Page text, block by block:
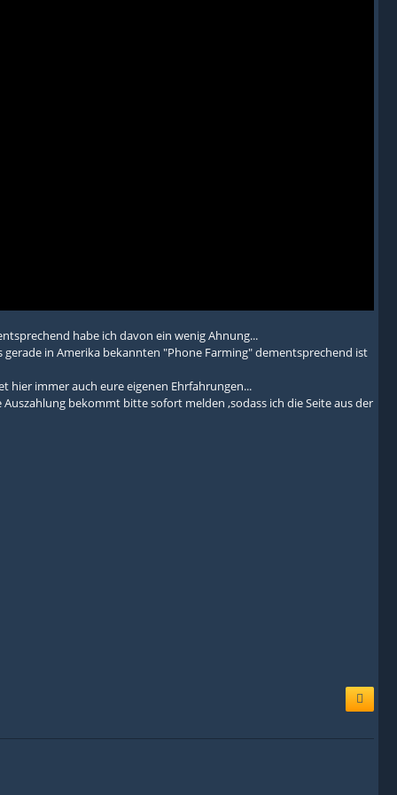
habe ich davon ein wenig Ahnung...
in Amerika bekannten "Phone Farming" dementsprechend ist
hier immer auch eure eigenen Ehrfahrungen...
bekommt bitte sofort melden ,sodass ich die Seite aus der